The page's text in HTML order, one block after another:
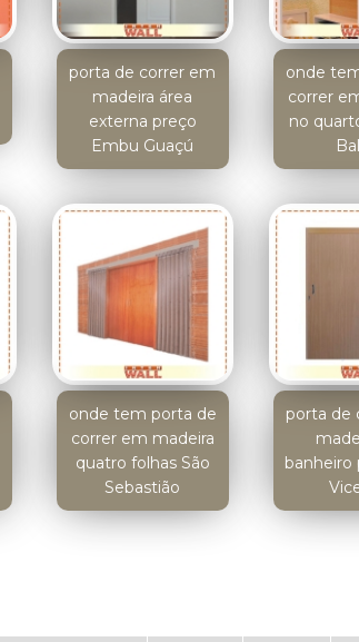
porta de correr em
madeira área
externa preço
Embu Guaçú
onde
correr
no
onde tem porta de
correr em madeira
quatro folhas São
Sebastião
porta de
banheiro